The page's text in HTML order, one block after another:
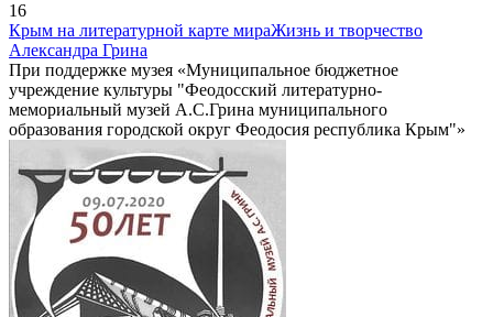
16
Крым на литературной карте мираЖизнь и творчество
Александра Грина
При поддержке музея «Муниципальное бюджетное
учреждение культуры "Феодосский литературно-
мемориальный музей А.С.Грина муниципального
образования городской округ Феодосия республика Крым"»